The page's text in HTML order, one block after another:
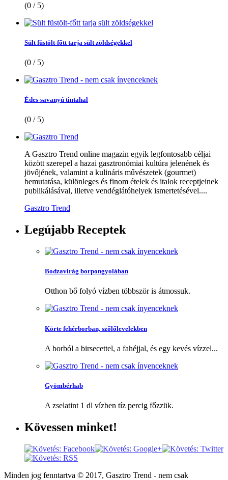
(0 / 5)
Sült füstölt-főtt tarja sült zöldségekkel
(0 / 5)
Édes-savanyú tintahal
(0 / 5)
A Gasztro Trend online magazin egyik legfontosabb céljai
között szerepel a hazai gasztronómiai kultúra jelenének és
jövőjének, valamint a kulináris művészetek (gourmet)
bemutatása, különleges és finom ételek és italok receptjeinek
publikálásával, illetve vendéglátóhelyek ismertetésével....
Gasztro Trend
Legújabb Receptek
Bodzavirág borpongyolában
Otthon bő folyó vízben többször is átmossuk.
Körte fehérborban, szőlőlevelekben
A borból a birsecettel, a fahéjjal, és egy kevés vízzel...
Gyömbérhab
A zselatint 1 dl vízben tíz percig főzzük.
Kövessen minket!
Minden jog fenntartva © 2017, Gasztro Trend - nem csak